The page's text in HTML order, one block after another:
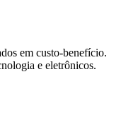
em custo-benefício.
e eletrônicos.